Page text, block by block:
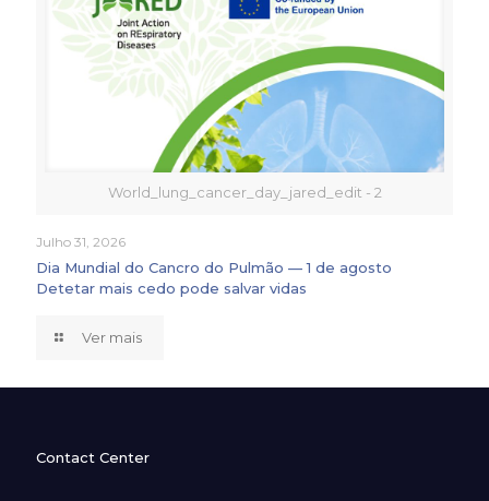
World_lung_cancer_day_jared_edit - 2
Julho 31, 2026
Dia Mundial do Cancro do Pulmão — 1 de agosto
Detetar mais cedo pode salvar vidas
Ver mais
Contact Center